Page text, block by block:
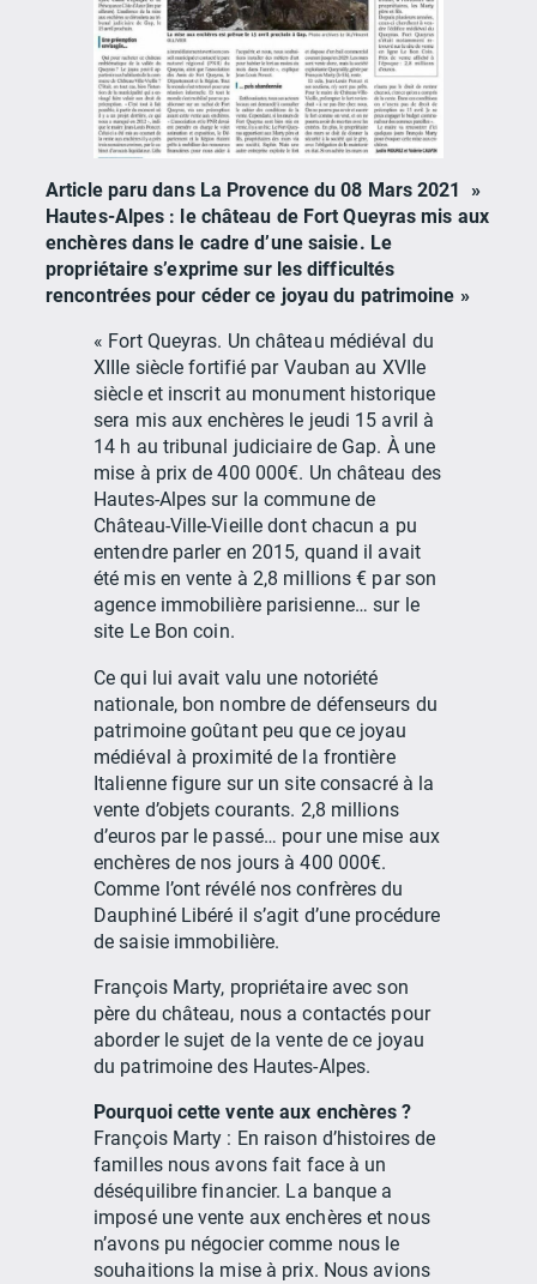
Article paru dans La Provence du 08 Mars 2021 »
Hautes-Alpes : le château de Fort Queyras mis aux
enchères dans le cadre d’une saisie. Le
propriétaire s’exprime sur les difficultés
rencontrées pour céder ce joyau du patrimoine »
« Fort Queyras. Un château médiéval du
XIIIe siècle fortifié par Vauban au XVIIe
siècle et inscrit au monument historique
sera mis aux enchères le jeudi 15 avril à
14 h au tribunal judiciaire de Gap. À une
mise à prix de 400 000€. Un château des
Hautes-Alpes sur la commune de
Château-Ville-Vieille dont chacun a pu
entendre parler en 2015, quand il avait
été mis en vente à 2,8 millions € par son
agence immobilière parisienne… sur le
site Le Bon coin.
Ce qui lui avait valu une notoriété
nationale, bon nombre de défenseurs du
patrimoine goûtant peu que ce joyau
médiéval à proximité de la frontière
Italienne figure sur un site consacré à la
vente d’objets courants. 2,8 millions
d’euros par le passé… pour une mise aux
enchères de nos jours à 400 000€.
Comme l’ont révélé nos confrères du
Dauphiné Libéré il s’agit d’une procédure
de saisie immobilière.
François Marty, propriétaire avec son
père du château, nous a contactés pour
aborder le sujet de la vente de ce joyau
du patrimoine des Hautes-Alpes.
Pourquoi cette vente aux enchères ?
François Marty : En raison d’histoires de
familles nous avons fait face à un
déséquilibre financier. La banque a
imposé une vente aux enchères et nous
n’avons pu négocier comme nous le
souhaitions la mise à prix. Nous avions